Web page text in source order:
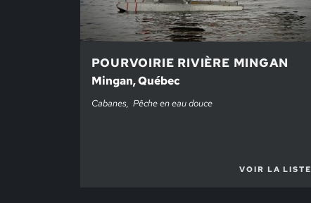
POURVOIRIE RIVIÈRE MINGAN
Mingan, Québec
Cabanes Pêche en eau douce
VOIR LA LISTE